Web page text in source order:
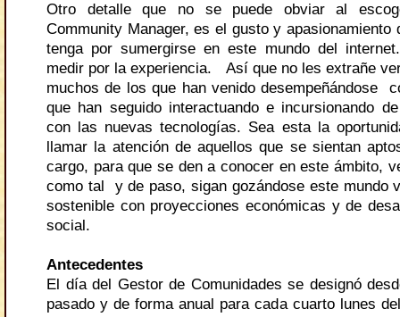
Otro detalle que no se puede obviar al
Community Manager, es el gusto y apasionamiento
tenga por sumergirse en este mundo del
medir por la experiencia.
Así que no les extrañe
muchos de los que han venido desempeñándose
que han seguido interactuando e incursionando
con las nuevas tecnologías. Sea esta la
llamar la atención de aquellos que se sientan
cargo, para que se den a conocer en este ámbito,
como tal y de paso, sigan gozándose este mundo
sostenible con proyecciones económicas y de
social.
Antecedentes
El día del Gestor de Comunidades se designó
pasado y de forma anual para cada cuarto lunes